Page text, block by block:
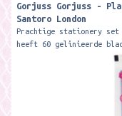
Gorjuss Gorjuss -
Santoro London
Prachtige stationery set
heeft 60 gelinieerde